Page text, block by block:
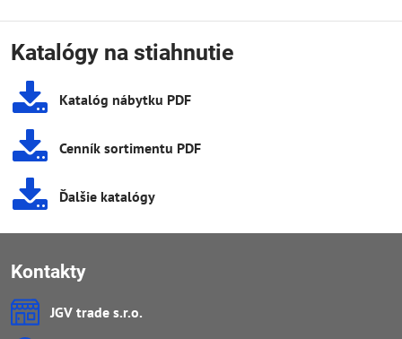
Katalógy na stiahnutie
Katalóg nábytku PDF
Cenník sortimentu PDF
Ďalšie katalógy
Kontakty
JGV trade s​.r​.o​.